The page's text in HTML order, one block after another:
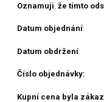
Oznamuji že tímto
Datum objednání:
Datum obdržení:
Číslo objednávky:
Kupní cena byla